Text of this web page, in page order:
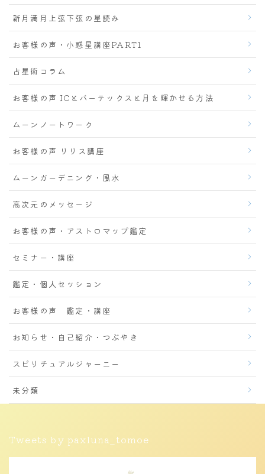
新月満月上弦下弦の星読み
お客様の声・小惑星講座PART1
占星術コラム
お客様の声 ICとバーテックスと月を輝かせる方法
ムーンノートワーク
お客様の声 リリス講座
ムーンガーデニング・風水
高次元のメッセージ
お客様の声・アストロマップ鑑定
セミナー・講座
鑑定・個人セッション
お客様の声 鑑定・講座
お知らせ・自己紹介・つぶやき
スピリチュアルジャーニー
未分類
Tweets by paxluna_tomoe